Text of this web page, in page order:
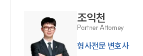
조익천
Partner Attorney
형사전문 변호사